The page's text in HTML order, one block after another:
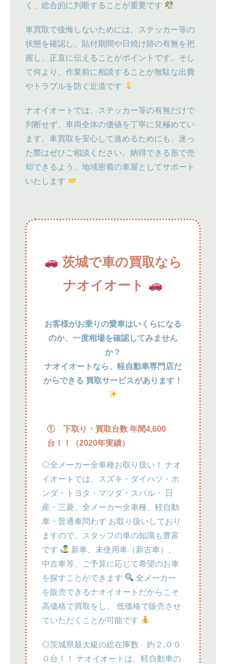
く、総合的に判断することが重要です
車買取で後悔しないためには、ステッカー等の
状態を確認し、貼付期間や日焼け跡の有無を把
握し、正直に伝えることがポイントです。そし
て何より、作業前に相談することが無駄な出費
やトラブルを防ぐ近道です
ナオイオートでは、ステッカー等の有無だけで
判断せず、車両全体の価値を丁寧に見極めてい
ます。車買取を安心して進めるためにも、迷っ
た際はぜひご相談ください。納得できる形で売
却できるよう、地域密着の車屋としてサポート
いたします
茨城で車の買取なら
ナオイオート
お客様がお乗りの愛車はいくらになる
のか、一度相場を確認してみません
か？
ナオイオートなら、軽自動車専門店だ
からできる 買取サービスがあります！
① 下取り・買取台数 年間4,600
台！！（2020年実績）
◎全メーカー全車種お取り扱い！ ナオ
イオートでは、スズキ・ダイハツ・ホ
ンダ・トヨタ・マツダ・スバル・ 日
産・三菱、全メーカー全車種、軽自動
車・普通車問わず お取り扱いしており
ますので、スタッフの車の知識も豊富
です
新車、未使用車（新古車）、
中古車等、ご予算に応じて希望のお車
を探すことができます
全メーカー
を販売できるナオイオートだからこそ
高価格で買取をし、 低価格で販売させ
ていただくことが可能です
◎茨城県最大級の総在庫数 約２,００
０台！！ ナオイオートは、軽自動車の